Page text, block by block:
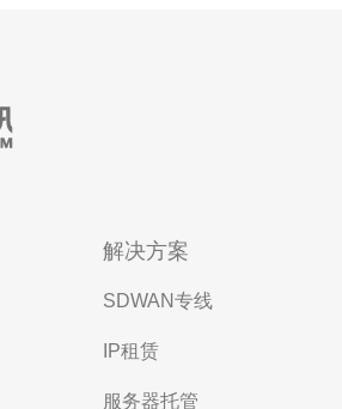
解决方案
SDWAN专线
IP租赁
服务器托管